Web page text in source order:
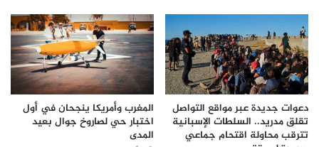
دعوات جديدة عبر مواقع التواصل
تقلق مدريد.. السلطات الإسبانية
تترقب محاولة اقتحام جماعي
المغرب وأمريكا ينجحان في أول
اختبار حي لصاروخ جوال بعيد
المدى